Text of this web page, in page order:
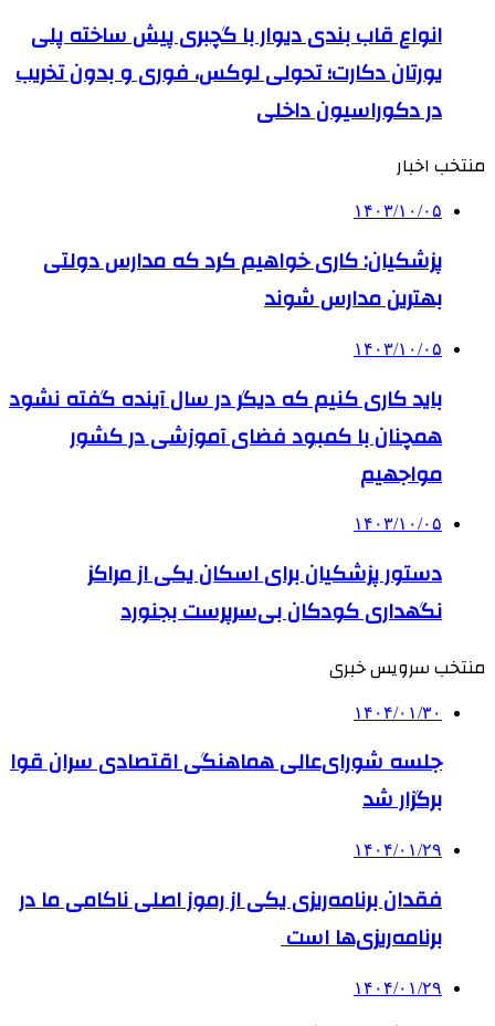
انواع قاب بندی دیوار با گچبری پیش ساخته پلی
یورتان دکارت؛ تحولی لوکس، فوری و بدون تخریب
در دکوراسیون داخلی
منتخب اخبار
۱۴۰۳/۱۰/۰۵
پزشکیان: کاری خواهیم کرد که مدارس دولتی
بهترین مدارس شوند
۱۴۰۳/۱۰/۰۵
باید کاری کنیم که دیگر در سال آینده گفته نشود
همچنان با کمبود فضای آموزشی در کشور
مواجهیم
۱۴۰۳/۱۰/۰۵
دستور پزشکیان برای اسکان یکی از مراکز
نگهداری کودکان بی‌سرپرست بجنورد
منتخب سرویس خبری
۱۴۰۴/۰۱/۳۰
جلسه شورای‌عالی هماهنگی اقتصادی سران قوا
برگزار شد
۱۴۰۴/۰۱/۲۹
فقدان برنامه‌ریزی یکی از رموز اصلی ناکامی ما در
برنامه‌ریزی‌ها است
۱۴۰۴/۰۱/۲۹